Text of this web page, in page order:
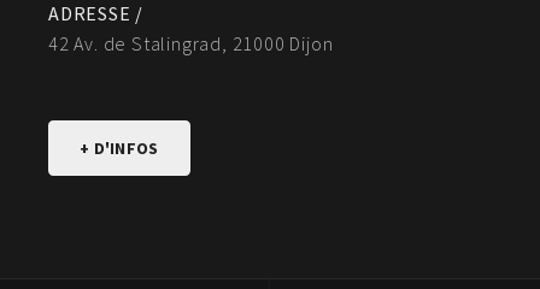
ADRESSE /
42 Av. de Stalingrad, 21000 Dijon
+ D'INFOS